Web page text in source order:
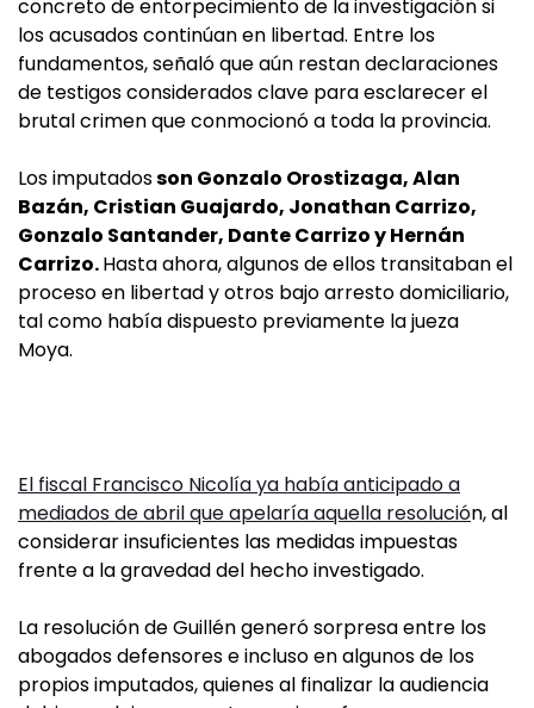
concreto de entorpecimiento de la investigación si
los acusados continúan en libertad. Entre los
fundamentos, señaló que aún restan declaraciones
de testigos considerados clave para esclarecer el
brutal crimen que conmocionó a toda la provincia.
Los imputadosson Gonzalo Orostizaga, Alan
Bazán, Cristian Guajardo, Jonathan Carrizo,
Gonzalo Santander, Dante Carrizo y Hernán
Carrizo.Hasta ahora, algunos de ellos transitaban el
proceso en libertad y otros bajo arresto domiciliario,
tal como había dispuesto previamente la jueza
Moya.
El fiscal Francisco Nicolía ya había anticipado a
mediados de abril que apelaría aquella resolución, al
considerar insuficientes las medidas impuestas
frente a la gravedad del hecho investigado.
La resolución de Guillén generó sorpresa entre los
abogados defensores e incluso en algunos de los
propios imputados, quienes al finalizar la audiencia